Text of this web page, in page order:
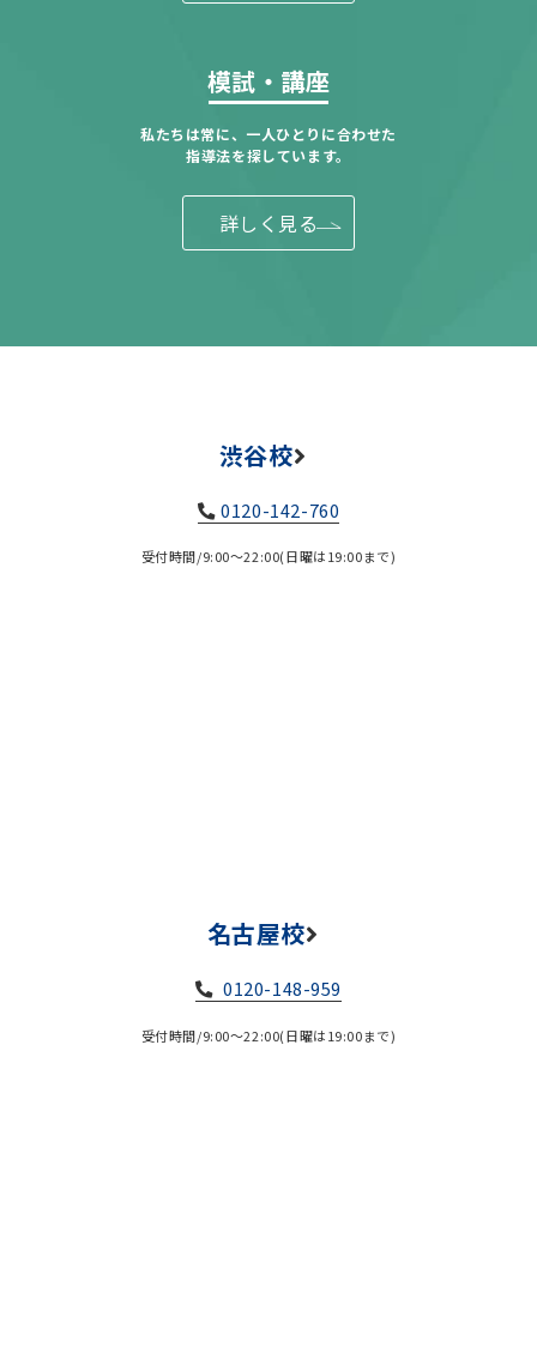
模試・講座
私たちは常に、一人ひとりに合わせた
指導法を探しています。
詳しく見る
渋谷校
0120-142-760
受付時間/9:00～22:00(日曜は19:00まで)
名古屋校
0120-148-959
受付時間/9:00～22:00(日曜は19:00まで)